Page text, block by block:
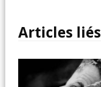
Articles liés